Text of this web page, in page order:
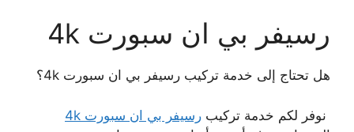
رسيفر بي ان سبورت 4k
هل تحتاج إلى خدمة تركيب رسيفر بي ان سبورت 4k؟
نوفر لكم خدمة تركيب رسيفر بي ان سبورت 4k